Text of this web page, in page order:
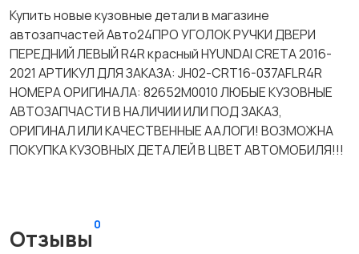
Купить новые кузовные детали в магазине
автозапчастей Авто24ПРО УГОЛОК РУЧКИ ДВЕРИ
ПЕРЕДНИЙ ЛЕВЫЙ R4R красный HYUNDAI CRETA 2016-
2021 АРТИКУЛ ДЛЯ ЗАКАЗА: JH02-CRT16-037AFLR4R
НОМЕРА ОРИГИНАЛА: 82652M0010 ЛЮБЫЕ КУЗОВНЫЕ
АВТОЗАПЧАСТИ В НАЛИЧИИ ИЛИ ПОД ЗАКАЗ,
ОРИГИНАЛ ИЛИ КАЧЕСТВЕННЫЕ ААЛОГИ! ВОЗМОЖНА
ПОКУПКА КУЗОВНЫХ ДЕТАЛЕЙ В ЦВЕТ АВТОМОБИЛЯ!!!
Отзывы
0